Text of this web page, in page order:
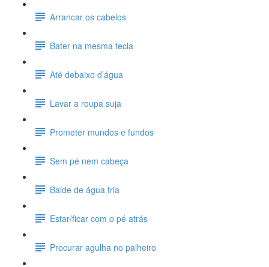
Arrancar os cabelos
Bater na mesma tecla
Até debaixo d’água
Lavar a roupa suja
Prometer mundos e fundos
Sem pé nem cabeça
Balde de água fria
Estar/ficar com o pé atrás
Procurar agulha no palheiro